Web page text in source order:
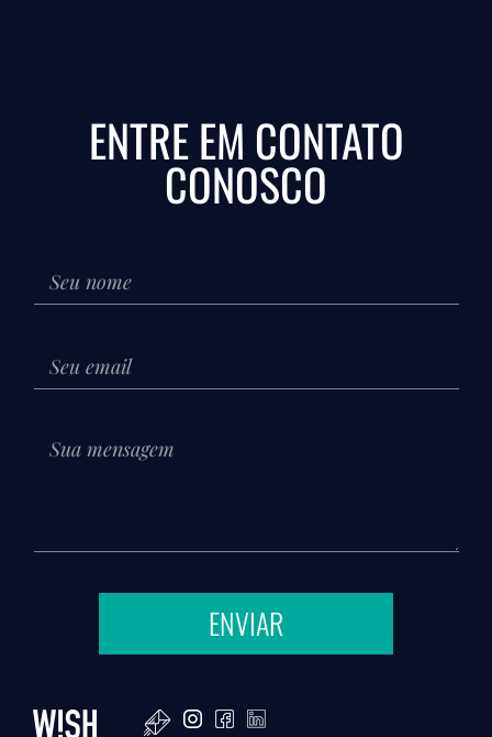
ENTRE EM CONTATO
CONOSCO
ENVIAR